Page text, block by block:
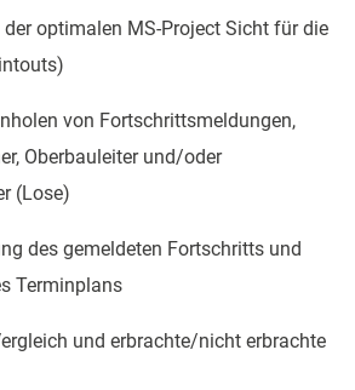
optimalen MS-Project Sicht für die
von Fortschrittsmeldungen,
Oberbauleiter und/oder
(Lose)
des gemeldeten Fortschritts und
Terminplans
und erbrachte/nicht erbrachte